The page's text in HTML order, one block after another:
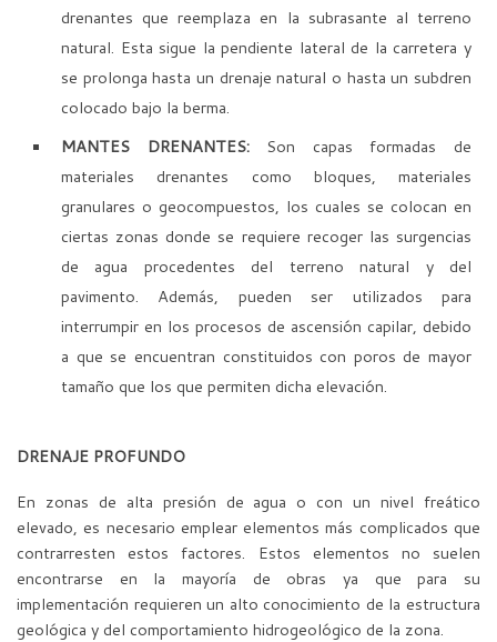
drenantes que reemplaza en la subrasante al terreno
natural. Esta sigue la pendiente lateral de la carretera y
se prolonga hasta un drenaje natural o hasta un subdren
colocado bajo la berma.
MANTES DRENANTES:Son capas formadas de
materiales drenantes como bloques, materiales
granulares o geocompuestos, los cuales se colocan en
ciertas zonas donde se requiere recoger las surgencias
de agua procedentes del terreno natural y del
pavimento. Además, pueden ser utilizados para
interrumpir en los procesos de ascensión capilar, debido
a que se encuentran constituidos con poros de mayor
tamaño que los que permiten dicha elevación.
DRENAJE PROFUNDO
En zonas de alta presión de agua o con un nivel freático
elevado, es necesario emplear elementos más complicados que
contrarresten estos factores. Estos elementos no suelen
encontrarse en la mayoría de obras ya que para su
implementación requieren un alto conocimiento de la estructura
geológica y del comportamiento hidrogeológico de la zona.